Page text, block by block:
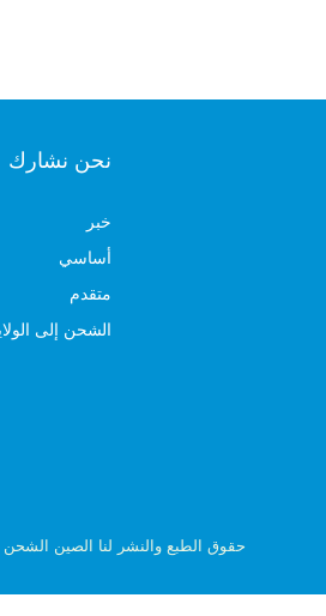
نحن نشارك
خبر
أساسي
متقدم
الشحن إلى
حقوق الطبع والنشر لنا الصين الشحن © 2017. جميع الحقوق محفوظة